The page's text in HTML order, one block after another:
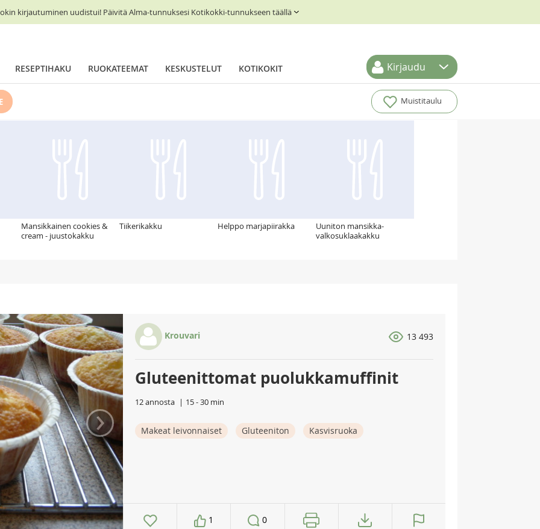
kirjautuminen uudistui! Päivitä Alma-tunnuksesi Kotikokki-tunnukseen täällä
RESEPTIHAKU RUOKATEEMAT KESKUSTELUT KOTIKOKIT Kirjaudu
Muistitaulu
Mansikkainen cookies &
cream - juustokakku
Tiikerikakku Helppo marjapiirakka
Uuniton mansikka-
valkosuklaakakku
›
Krouvari 13 493
Gluteenittomat puolukkamuffinit
12 annosta 15 - 30 min
Makeat leivonnaiset Gluteeniton Kasvisruoka
1 0